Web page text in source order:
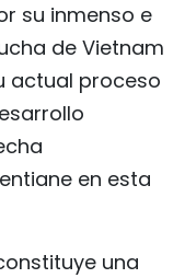
su inmenso e
de Vietnam
actual proceso
en esta
una